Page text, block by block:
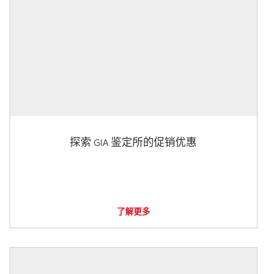
探索 GIA 鉴定所的促销优惠
了解更多